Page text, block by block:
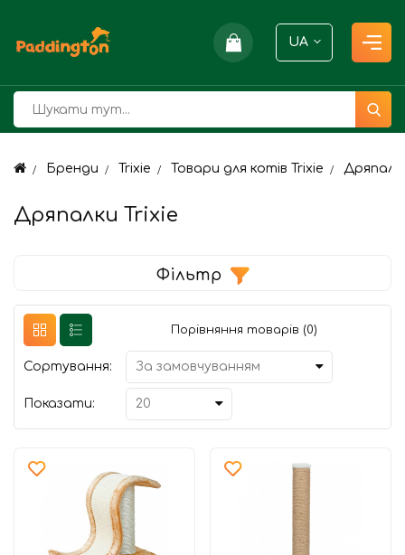
UA
Бренди Trixie Товари для котів Trixie
Дряпалки Trixie
Фільтр
Порівняння товарів (0)
Сортування:
Показати: